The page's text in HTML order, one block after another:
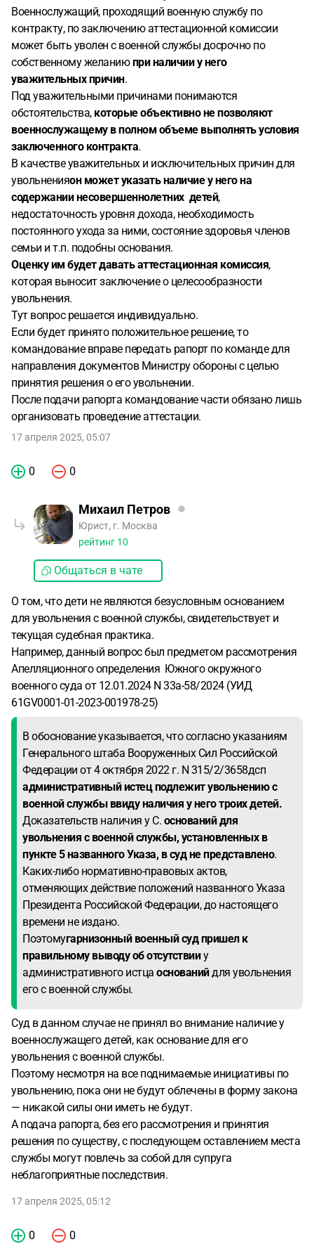
Военнослужащий, проходящий военную службу по
контракту, по заключению аттестационной комиссии
может быть уволен с военной службы досрочно по
собственному желаниюпри наличии у него
уважительных причин.
Под уважительными причинами понимаются
обстоятельства, которые объективно не позволяют
военнослужащему в полном объеме выполнять условия
заключенного контракта.
В качестве уважительных и исключительных причин для
увольненияон может указать наличие у него на
содержании несовершеннолетних детей,
недостаточность уровня дохода, необходимость
постоянного ухода за ними, состояние здоровья членов
семьи и т.п. подобны основания.
Оценку им будет давать аттестационная комиссия,
которая выносит заключение о целесообразности
увольнения.
Тут вопрос решается индивидуально.
Если будет принято положительное решение, то
командование вправе передать рапорт по команде для
направления документов Министру обороны с целью
принятия решения о его увольнении.
После подачи рапорта командование части обязано лишь
организовать проведение аттестации.
17 апреля 2025, 05:07
0 0
Михаил Петров
Юрист, г. Москва
рейтинг 10
Общаться в чате
О том, что дети не являются безусловным основанием
для увольнения с военной службы, свидетельствует и
текущая судебная практика.
Например, данный вопрос был предметом рассмотрения
Апелляционного определения Южного окружного
военного суда от 12.01.2024 N 33а-58/2024 (УИД
61GV0001-01-2023-001978-25)
В обоснование указывается, что согласно указаниям
Генерального штаба Вооруженных Сил Российской
Федерации от 4 октября 2022 г. N 315/2/3658дсп
административный истец подлежит увольнению с
военной службы ввиду наличия у него троих детей.
Доказательств наличия у С. оснований для
увольнения с военной службы, установленных в
пункте 5 названного Указа, в суд не представлено.
Каких-либо нормативно-правовых актов,
отменяющих действие положений названного Указа
Президента Российской Федерации, до настоящего
времени не издано.
Поэтомугарнизонный военный суд пришел к
правильному выводу об отсутствииу
административного истца основанийдля увольнения
его с военной службы.
Суд в данном случае не принял во внимание наличие у
военнослужащего детей, как основание для его
увольнения с военной службы.
Поэтому несмотря на все поднимаемые инициативы по
увольнению, пока они не будут облечены в форму закона
— никакой силы они иметь не будут.
А подача рапорта, без его рассмотрения и принятия
решения по существу, с последующем оставлением места
службы могут повлечь за собой для супруга
неблагоприятные последствия.
17 апреля 2025, 05:12
0 0